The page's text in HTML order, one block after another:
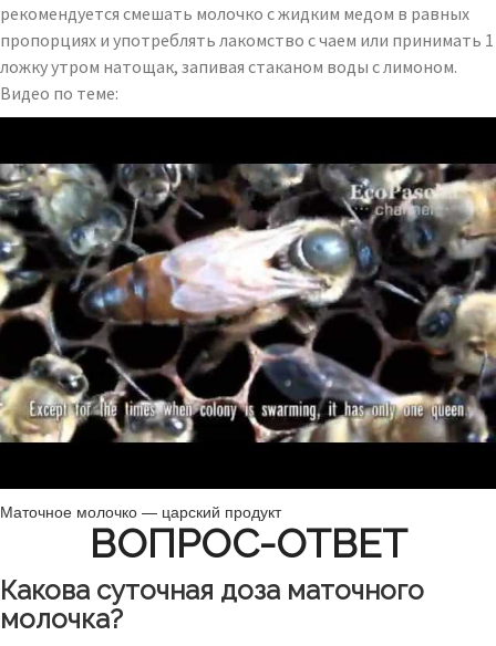
рекомендуется смешать молочко с жидким медом в равных
пропорциях и употреблять лакомство с чаем или принимать 1
ложку утром натощак, запивая стаканом воды с лимоном.
Видео по теме:
Маточное молочко — царский продукт
ВОПРОС-ОТВЕТ
Какова суточная доза маточного
молочка?